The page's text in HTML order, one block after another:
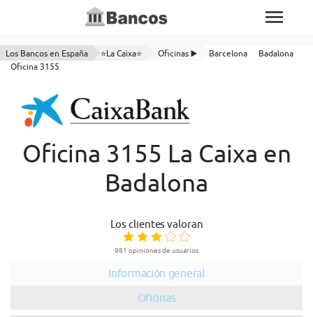
Los Bancos en España ⭐La Caixa⭐ Oficinas ▶️ Barcelona
Badalona
Oficina 3155
Oficina 3155 La Caixa en
Badalona
Los clientes valoran
981 opiniones de usuarios
Información general
Oficinas